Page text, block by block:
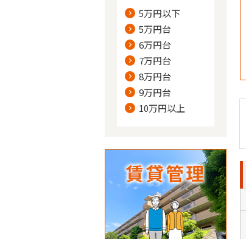
5万円以下
5万円台
6万円台
7万円台
8万円台
9万円台
10万円以上